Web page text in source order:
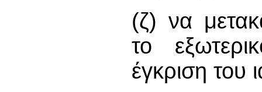
(ζ) να
το
έγκριση του